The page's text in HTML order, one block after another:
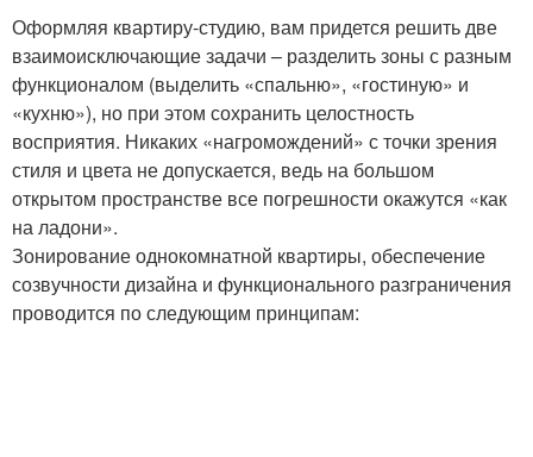
Оформляя квартиру-студию, вам придется решить две
взаимоисключающие задачи – разделить зоны с разным
функционалом (выделить «спальню», «гостиную» и
«кухню»), но при этом сохранить целостность
восприятия. Никаких «нагромождений» с точки зрения
стиля и цвета не допускается, ведь на большом
открытом пространстве все погрешности окажутся «как
на ладони».
Зонирование однокомнатной квартиры, обеспечение
созвучности дизайна и функционального разграничения
проводится по следующим принципам: